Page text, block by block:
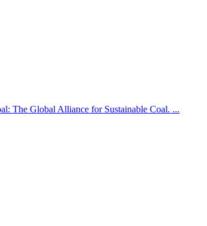
The Global Alliance for Sustainable Coal. ...